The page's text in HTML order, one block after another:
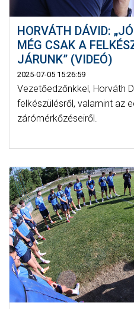
HORVÁTH DÁVID:
MÉG CSAK A
JÁRUNK” (VIDEÓ)
2025-07-05 15:26:59
Vezetőedzőnkkel, Horváth
felkészülésről, valamint az
zárómérkőzéseiről.